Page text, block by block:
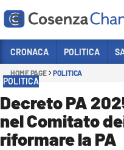
Sezioni
POLITICA
COSENZA CALCIO
CRONACA POLITICA
HOME PAGE POLITICA
POLITICA
Decreto PA
nel Comitato
riformare la PA